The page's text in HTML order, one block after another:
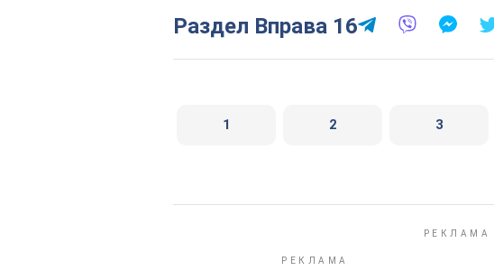
Раздел Вправа 16
1 2 3